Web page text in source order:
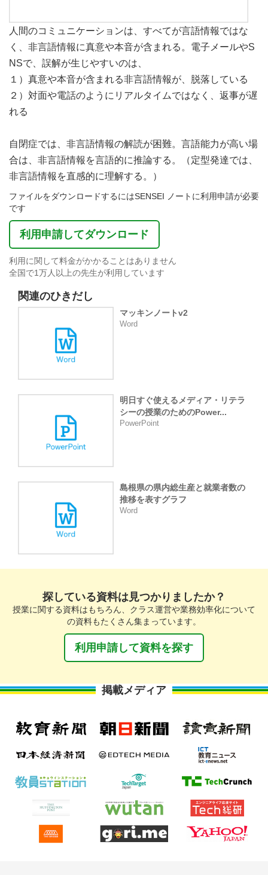
人間のコミュニケーションは、すべてが言語情報ではな
く、非言語情報に真意や本音が含まれる。電子メールやS
NSで、誤解が生じやすいのは、
１）真意や本音が含まれる非言語情報が、脱落している
２）対面や電話のようにリアルタイムではなく、返事が遅
れる
自閉症では、非言語情報の解読が困難。言語能力が高い場
合は、非言語情報を言語的に推論する。（定型発達では、
非言語情報を直感的に理解する。）
ファイルをダウンロードするにはSENSEI ノートに利用申請が必要
です
利用申請してダウンロード
利用に関して料金がかかることはありません
全国で1万人以上の先生が利用しています
関連のひきだし
マッキンノートv2
Word
明日すぐ使えるメディア・リテラ
シーの授業のためのPower...
PowerPoint
島根県の県内総生産と就業者数の
推移を表すグラフ
Word
探している資料は見つかりましたか？
授業に関する資料はもちろん、クラス運営や業務効率化について
の資料もたくさん集まっています。
利用申請して資料を探す
掲載メディア